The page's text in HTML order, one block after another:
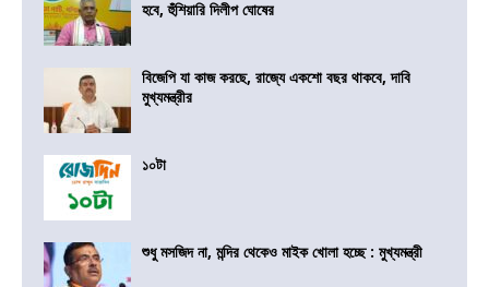
হবে, হুঁশিয়ারি দিলীপ ঘোষের
বিজেপি যা কাজ করছে, রাজ্যে একশো বছর থাকবে, দাবি
মুখ্যমন্ত্রীর
১০টা
শুধু মসজিদ না, মন্দির থেকেও মাইক খোলা হচ্ছে : মুখ্যমন্ত্রী